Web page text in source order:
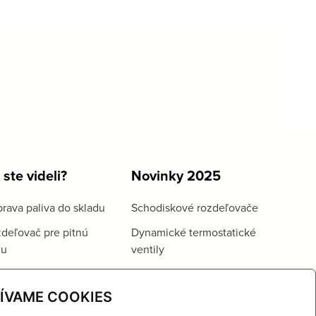
COOKIES
videli?
paliva do skladu
pre pitnú
Novinky 2025
Schodiskové rozdeľovače
Dynamické termostatické
ventily